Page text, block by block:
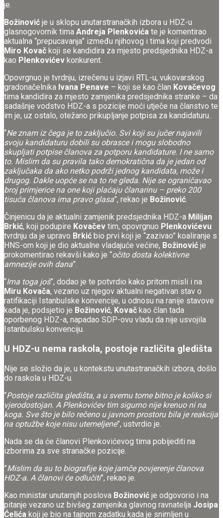
je.
Božinović je u sklopu unutarstranačkih izbora u HDZ-u
glasnogovornik tima Andreja Plenkovića te je komentirao
aktualna “prepucavanja” između njihovog i tima koji predvodi
Miro Kovač koji se kandidira za mjesto predsjednika HDZ-a
kao Plenkovićev konkurent.
Opovrgnuo je tvrdnju, izrečenu u izjavi RTL-u, vukovarskog
gradonačelnika Ivana Penave – koji se kao član Kovačevog
tima kandidira za mjesto zamjenika predsjednika stranke – da
sadašnje vodstvo HDZ-a s pozicije moći utječe na članstvo te
im je, uz ostalo, otežano prikupljanje potpisa za kandidaturu..
“Ne znam iz čega je to zaključio. Svi koji su jučer najavili
svoju kandidaturu dobili su obrasce i mogu slobodno
skupljati potpise članova za potporu kandidature. I ne samo
to. Mislim da su pravila tako demokratična da je jedan od
zaključaka da ako netko podrži jednog kandidata, može i
drugog. Dakle uopće se na to ne gleda. Nije se ograničavao
broj primjerice na one koji plaćaju članarinu – preko 200
tisuća članova ima pravo glasa”, rekao je Božinović.
Činjenicu da je aktualni zamjenik predsjednika HDZ-a Milijan
Brkić, koji podupire Kovačev tim, opovrgnuo Plenkovićevu
tvrdnju da je upravo Brkić bio prvi koji je “zazivao” koaliranje s
HNS-om koji je dio aktualne vladajuće većine, Božinović je
prokomentirao rekavši kako je “očito dosta kolektivne
amnezije ovih dana”.
“Ima toga još”, dodao je te potvrdio kako pritom misli i na
Miru Kovača, vezano uz njegov aktualni negativan stav o
ratifikaciji Istanbulske konvencije, u odnosu na ranije stavove
kada je, podsjetio je Božinović, Kovač kao član tada
oporbenog HDZ-a, napadao SDP-ovu vladu da nije usvojila
Istanbulsku konvenciju.
U HDZ-u nema raskola, postoje različita gledišta
Nije se složio da je, u kontekstu unutastranačkih izbora, došlo
do raskola u HDZ-u.
“Postoje različita gledišta, a u svemu tome bitno je koliko si
vjerodostojan. A Plenkovićev tim sigurno nije krenuo ni na
koga. Sve što je bilo rečeno u javnom prostoru bila je reakcija
na optužbe koje nisu utemeljene”, ustvrdio je.
Nada se da će članovi Plenkovićevog tima pobijediti na
izborima za sve stranačke pozicije.
”Mislim da su to biografije koje jamče povjerenje članova
HDZ-a. A članovi će odlučiti”, rekao je.
Kao ministar unutarnjih poslova Božinović je odgovorio i na
pitanje vezano uz bivšeg zamjenika glavnog ravnatelja Josipa
Ćelića koji je bio na tajnom zadatku kada je snimljen u